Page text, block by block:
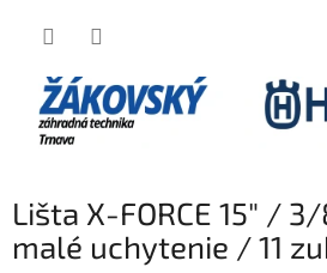
Lišta X-FORCE 15" /
malé uchytenie / 11